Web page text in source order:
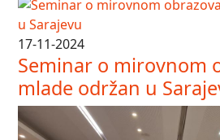
17-11-2024
Seminar o mirovnom
mlade održan u